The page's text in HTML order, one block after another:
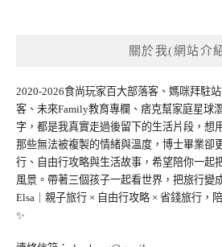
關於我(網站介
2020-2026食尚玩家百大部落客、媽咪拜駐
客、未來Family教育專欄、痞克幫家庭星球
字，都是我真實走過後留下的生活片段，想
那些無法被複製的情緒與溫度，博士畢業卻
行、自由行攻略與生活故事，希望陪你一起
風景。帶著三個孩子一起看世界，把旅行變
Elsa｜親子旅行 × 自由行攻略 × 省錢旅行，
✨